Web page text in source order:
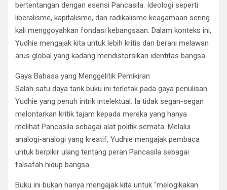
bertentangan dengan esensi Pancasila. Ideologi seperti
liberalisme, kapitalisme, dan radikalisme keagamaan sering
kali menggoyahkan fondasi kebangsaan. Dalam konteks ini,
Yudhie mengajak kita untuk lebih kritis dan berani melawan
arus global yang kadang mendistorsikan identitas bangsa.
Gaya Bahasa yang Menggelitik Pemikiran
Salah satu daya tarik buku ini terletak pada gaya penulisan
Yudhie yang penuh intrik intelektual. Ia tidak segan-segan
melontarkan kritik tajam kepada mereka yang hanya
melihat Pancasila sebagai alat politik semata. Melalui
analogi-analogi yang kreatif, Yudhie mengajak pembaca
untuk berpikir ulang tentang peran Pancasila sebagai
falsafah hidup bangsa.
Buku ini bukan hanya mengajak kita untuk “melogikakan